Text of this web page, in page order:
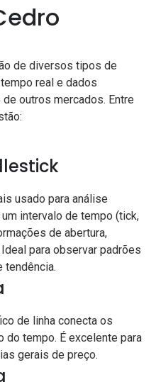
de diversos tipos de
real e dados
outros mercados. Entre
usado para análise
um intervalo de tempo (tick,
de abertura,
para observar padrões
tendência.
de linha conecta os
do tempo. É excelente para
gerais de preço.